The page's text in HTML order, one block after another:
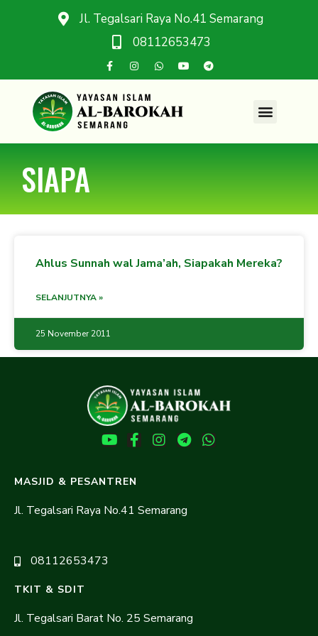
Jl. Tegalsari Raya No.41 Semarang
08112653473
SIAPA
Ahlus Sunnah wal Jama’ah, Siapakah Mereka?
SELANJUTNYA »
25 November 2011
MASJID & PESANTREN
Jl. Tegalsari Raya No.41 Semarang
08112653473
TKIT & SDIT
Jl. Tegalsari Barat No. 25 Semarang